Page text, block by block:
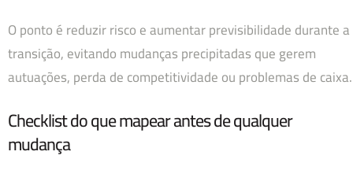
O ponto é reduzir risco e aumentar previsibilidade durante a
transição, evitando mudanças precipitadas que gerem
autuações, perda de competitividade ou problemas de caixa.
Checklist do que mapear antes de qualquer
mudança